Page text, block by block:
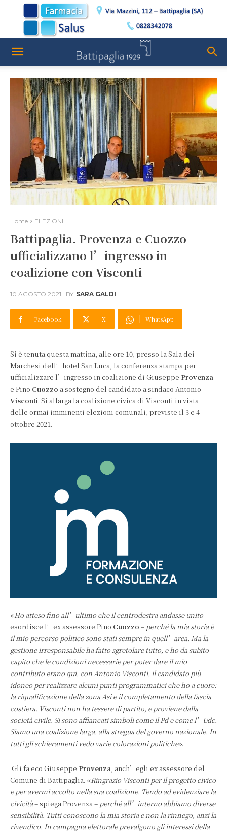
Home ELEZIONI
Battipaglia. Provenza e Cuozzo
ufficializzano l’ingresso in
coalizione con Visconti
10 AGOSTO 2021 BY SARA GALDI
Facebook X WhatsApp
Si è tenuta questa mattina, alle ore 10, presso la Sala dei
Marchesi dell’hotel San Luca, la conferenza stampa per
ufficializzare l’ingresso in coalizione di Giuseppe Provenza
e Pino Cuozzo a sostegno del candidato a sindaco Antonio
Visconti. Si allarga la coalizione civica di Visconti in vista
delle ormai imminenti elezioni comunali, previste il 3 e 4
ottobre 2021.
«Ho atteso fino all’ultimo che il centrodestra andasse unito–
esordisce l’ex assessore Pino Cuozzo – perché la mia storia è
il mio percorso politico sono stati sempre in quell’area. Ma la
gestione irresponsabile ha fatto sgretolare tutto, e ho da subito
capito che le condizioni necessarie per poter dare il mio
contributo erano qui, con Antonio Visconti, il candidato più
idoneo per realizzare alcuni punti programmatici che ho a cuore:
la riqualificazione della zona Asi e il completamento della fascia
costiera. Visconti non ha tessere di partito, e proviene dalla
società civile. Si sono affiancati simboli come il Pd e come l’Udc.
Siamo una coalizione larga, alla stregua del governo nazionale. In
tutti gli schieramenti vedo varie colorazioni politiche».
Gli fa eco Giuseppe Provenza, anch’egli ex assessore del
Comune di Battipaglia. «Ringrazio Visconti per il progetto civico
e per avermi accolto nella sua coalizione. Tendo ad evidenziare la
civicità– spiega Provenza – perché all’interno abbiamo diverse
sensibilità. Tutti conoscono la mia storia e non la rinnego, anzi la
rivendico. In campagna elettorale prevalgono gli interessi della